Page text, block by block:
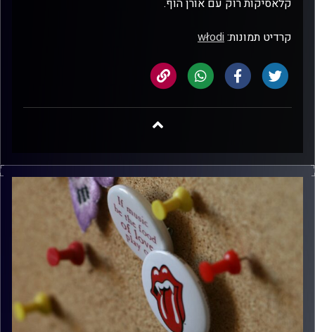
קלאסיקות רוק עם אורן הוף.
קרדיט תמונות:włodi